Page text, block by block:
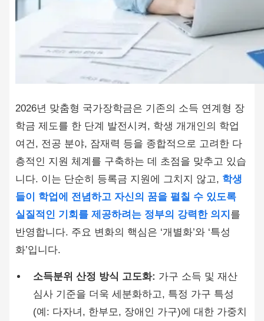
2026년 맞춤형 국가장학금은 기존의 소득 연계형 장
학금 제도를 한 단계 발전시켜, 학생 개개인의 학업
여건, 전공 분야, 잠재력 등을 종합적으로 고려한 다
층적인 지원 체계를 구축하는 데 초점을 맞추고 있습
니다. 이는 단순히 등록금 지원에 그치지 않고, 학생
들이 학업에 전념하고 자신의 꿈을 펼칠 수 있도록
실질적인 기회를 제공하려는 정부의 강력한 의지 를
반영합니다. 주요 변화의 핵심은 ‘개별화’와 ‘특성
화’입니다.
소득분위 산정 방식 고도화: 가구 소득 및 재산
심사 기준을 더욱 세분화하고, 특정 가구 특성
(예: 다자녀, 한부모, 장애인 가구)에 대한 가중치